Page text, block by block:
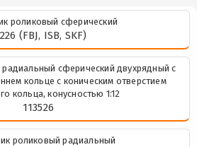
роликовый сферический
(FBJ, ISB, SKF)
сферический двухрядный с
кольце с коническим отверстием
кольца, конусностью 1:12
113526
роликовый радиальный